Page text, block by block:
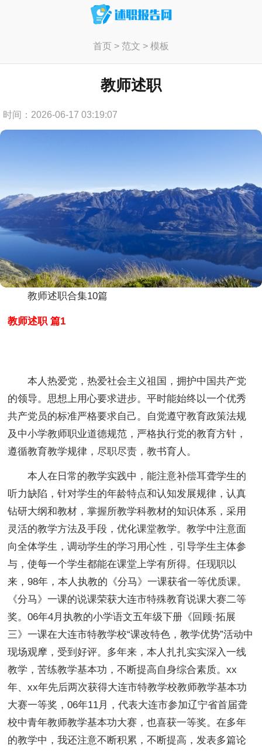
首页> 范文 > 模板
教师述职
时间：2026-06-17 03:19:07
教师述职合集10篇
教师述职 篇1
本人热爱党，热爱社会主义祖国，拥护中国共产党
的领导。思想上用心要求进步。平时能始终以一个优秀
共产党员的标准严格要求自己。自觉遵守教育政策法规
及中小学教师职业道德规范，严格执行党的教育方针，
遵循教育教学规律，尽职尽责，教书育人。
本人在日常的教学实践中，能注意补偿耳聋学生的
听力缺陷，针对学生的年龄特点和认知发展规律，认真
钻研大纲和教材，掌握所教学科教材的知识体系，采用
灵活的教学方法及手段，优化课堂教学。教学中注意面
向全体学生，调动学生的学习用心性，引导学生主体参
与，使每一个学生都能在课堂上学有所得。任现职以
来，98年，本人执教的《分马》一课获省一等优质课。
《分马》一课的说课荣获大连市特殊教育说课大赛二等
奖。06年4月执教的小学语文五年级下册《回顾·拓展
三》一课在大连市特教学校“课改特色，教学优势”活动中
现场观摩，受到好评。多年来，本人扎扎实实深入一线
教学，苦练教学基本功，不断提高自身综合素质。xx
年、xx年先后两次获得大连市特教学校教师教学基本功
大赛一等奖，06年11月，代表大连市参加辽宁省首届聋
校中青年教师教学基本功大赛，也喜获一等奖。在多年
的教学中，我还注意不断积累，不断提高，发表多篇论